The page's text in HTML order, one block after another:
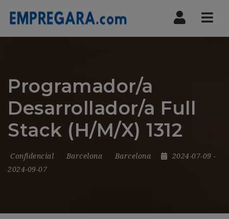
Programador/a
Desarrollador/a Full
Stack (H/M/X) 1312
Confidencial Barcelona Barcelona 2024-07-09 -
2024-09-07